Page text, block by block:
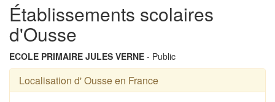
Établissements scolaires
d'Ousse
ECOLE PRIMAIRE JULES VERNE - Public
Localisation d' Ousse en France